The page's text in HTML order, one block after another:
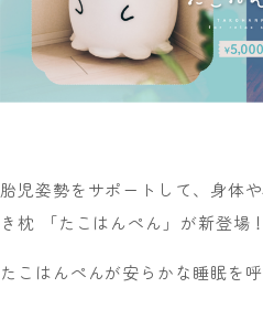
胎児姿勢をサポートして、身体
き枕 「たこはんぺん」が新登場！
たこはんぺんが安らかな睡眠を